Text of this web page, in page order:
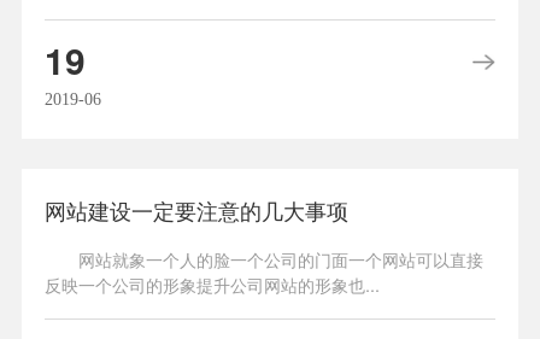
19
2019-06
网站建设一定要注意的几大事项
网站就象一个人的脸一个公司的门面一个网站可以直接
反映一个公司的形象提升公司网站的形象也...